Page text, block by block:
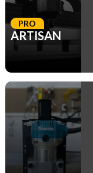
ARTISAN
PRO